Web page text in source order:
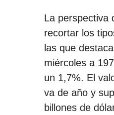
La perspectiva
recortar los
las que
miércoles a
un 1,7%. El
va de año y
billones de